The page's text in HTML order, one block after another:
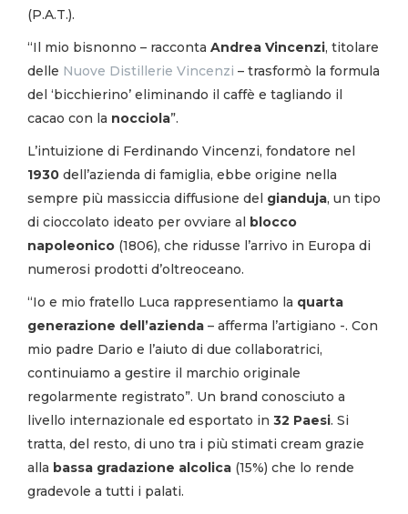
(P.A.T.).
“Il mio bisnonno – racconta Andrea Vincenzi, titolare
delle Nuove Distillerie Vincenzi – trasformò la formula
del ‘bicchierino’ eliminando il caffè e tagliando il
cacao con la nocciola”.
L’intuizione di Ferdinando Vincenzi, fondatore nel
1930 dell’azienda di famiglia, ebbe origine nella
sempre più massiccia diffusione del gianduja, un tipo
di cioccolato ideato per ovviare al blocco
napoleonico (1806), che ridusse l’arrivo in Europa di
numerosi prodotti d’oltreoceano.
“Io e mio fratello Luca rappresentiamo la quarta
generazione dell’azienda – afferma l’artigiano -. Con
mio padre Dario e l’aiuto di due collaboratrici,
continuiamo a gestire il marchio originale
regolarmente registrato”. Un brand conosciuto a
livello internazionale ed esportato in 32 Paesi. Si
tratta, del resto, di uno tra i più stimati cream grazie
alla bassa gradazione alcolica (15%) che lo rende
gradevole a tutti i palati.